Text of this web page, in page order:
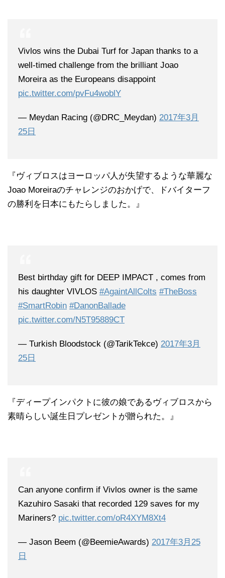
Vivlos wins the Dubai Turf for Japan thanks to a
well-timed challenge from the brilliant Joao
Moreira as the Europeans disappoint
pic.twitter.com/pvFu4woblY
— Meydan Racing (@DRC_Meydan) 2017年3月
25日
『ヴィブロスはヨーロッパ人が失望するような華麗な
Joao Moreiraのチャレンジのおかげで、ドバイターフ
の勝利を日本にもたらしました。』
Best birthday gift for DEEP IMPACT , comes from
his daughter VIVLOS #AgaintAllColts #TheBoss
#SmartRobin #DanonBallade
pic.twitter.com/N5T95889CT
— Turkish Bloodstock (@TarikTekce) 2017年3月
25日
『ディープインパクトに彼の娘であるヴィブロスから
素晴らしい誕生日プレゼントが贈られた。』
Can anyone confirm if Vivlos owner is the same
Kazuhiro Sasaki that recorded 129 saves for my
Mariners? pic.twitter.com/oR4XYM8Xt4
— Jason Beem (@BeemieAwards) 2017年3月25
日